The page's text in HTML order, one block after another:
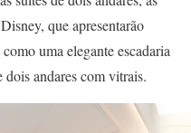
que apresentarão
uma elegante escadaria
dois andares com vitrais.